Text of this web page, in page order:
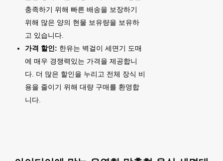
충족하기 위해 빠른 배송을 보장하기
위해 많은 양의 현물 보유량을 보유하
고 있습니다.
가격 할인: 한유는 벽걸이 세면기 도매
에 매우 경쟁력있는 가격을 제공합니
다. 더 많은 할인을 누리고 전체 장식 비
용을 줄이기 위해 대량 구매를 환영합
니다.